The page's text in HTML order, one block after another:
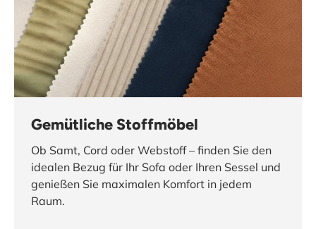
Gemütliche Stoffmöbel
Ob Samt, Cord oder Webstoff – finden Sie den
idealen Bezug für Ihr Sofa oder Ihren Sessel und
genießen Sie maximalen Komfort in jedem
Raum.